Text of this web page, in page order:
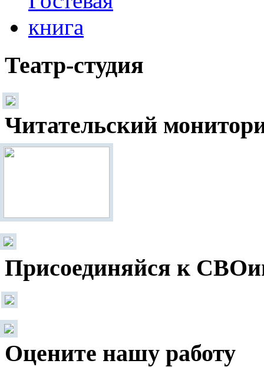
Театр-студия
Читательский
Присоединяйся к
Оцените нашу работу